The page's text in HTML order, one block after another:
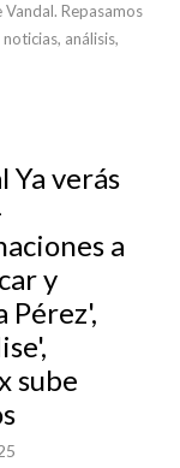
Repasamos
análisis,
Ya verás
a
y
Pérez',
sube